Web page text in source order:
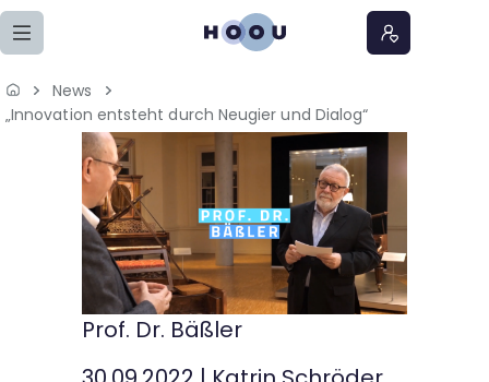
Zum Seiteninhalt springen
Home
Lernangebote
Podcasts
Meine Lernangebote
News
„Innovation entsteht durch Neugier und Dialog“
Prof. Dr. Bäßler